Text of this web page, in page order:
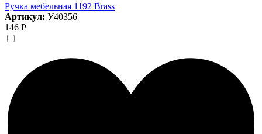
Ручка мебельная 1192 Brass
Артикул: У40356
146 Р